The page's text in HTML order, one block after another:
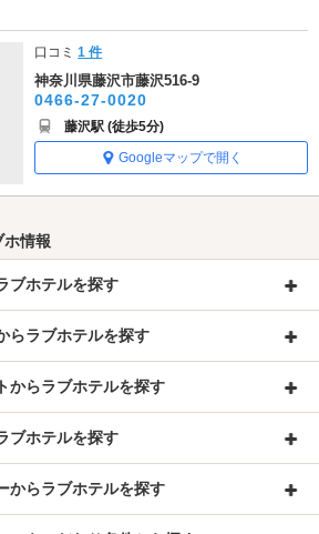
口コミ1 件
神奈川県藤沢市藤沢516-9
0466-27-0020
藤沢駅 (徒歩5分)
Googleマップで開く
ホ情報
ブホテルを探す
らラブホテルを探す
からラブホテルを探す
ブホテルを探す
からラブホテルを探す